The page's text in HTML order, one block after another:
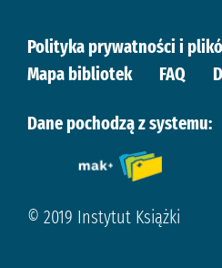
Polityka prywatności i
Mapa bibliotek
FAQ
Dane pochodzą z systemu:
© 2019 Instytut Książki